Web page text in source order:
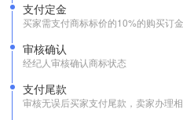
支付定金
买家需支付商标标价的10%的购买订金
审核确认
经纪人审核确认商标状态
支付尾款
审核无误后买家支付尾款，卖家办理